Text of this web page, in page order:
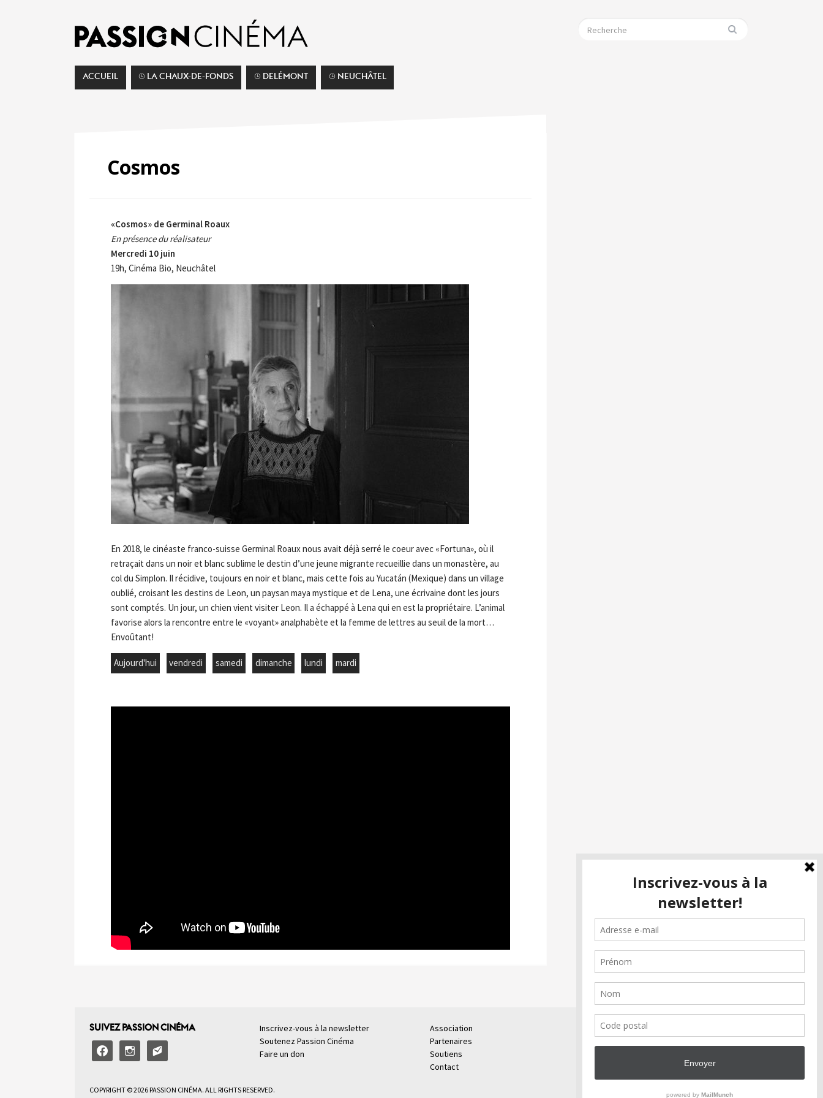
ACCUEIL ⌚︎ LA CHAUX-DE-FONDS ⌚︎ DELÉMONT ⌚︎ NEUCHÂTEL
Cosmos
«Cosmos» de Germinal Roaux
En présence du réalisateur
Mercredi 10 juin
19h, Cinéma Bio, Neuchâtel
En 2018, le cinéaste franco-suisse Germinal Roaux nous avait déjà serré le coeur avec «Fortuna», où il
retraçait dans un noir et blanc sublime le destin d’une jeune migrante recueillie dans un monastère, au
col du Simplon. Il récidive, toujours en noir et blanc, mais cette fois au Yucatán (Mexique) dans un village
oublié, croisant les destins de Leon, un paysan maya mystique et de Lena, une écrivaine dont les jours
sont comptés. Un jour, un chien vient visiter Leon. Il a échappé à Lena qui en est la propriétaire. L’animal
favorise alors la rencontre entre le «voyant» analphabète et la femme de lettres au seuil de la mort…
Envoûtant!
Aujourd'hui vendredi samedi dimanche lundi mardi
SUIVEZ PASSION CINÉMA
facebookinstagramemail-
alt2
Inscrivez-vous à la newsletter
Soutenez Passion Cinéma
Faire un don
Association
Partenaires
Soutiens
Contact
COPYRIGHT © 2026 PASSION CINÉMA. ALL RIGHTS RESERVED.